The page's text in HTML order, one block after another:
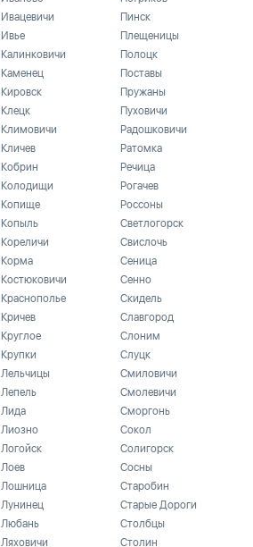
Ивацевичи
Ивье
Калинковичи
Каменец
Кировск
Клецк
Климовичи
Кличев
Кобрин
Колодищи
Копище
Копыль
Кореличи
Корма
Костюковичи
Краснополье
Кричев
Круглое
Крупки
Лельчицы
Лепель
Лида
Лиозно
Логойск
Лоев
Лошница
Лунинец
Любань
Ляховичи
Пинск
Плещеницы
Полоцк
Поставы
Пружаны
Пуховичи
Радошковичи
Ратомка
Речица
Рогачев
Россоны
Светлогорск
Свислочь
Сеница
Сенно
Скидель
Славгород
Слоним
Слуцк
Смиловичи
Смолевичи
Сморгонь
Сокол
Солигорск
Сосны
Старобин
Старые Дороги
Столбцы
Столин